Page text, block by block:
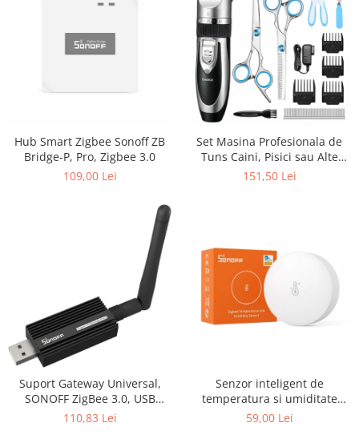
Hub Smart Zigbee Sonoff ZB
Bridge-P, Pro, Zigbee 3.0
109,00 Lei
Set Masina Profesionala de
Tuns Caini, Pisici sau Alte
Animale, Rovo T3, fara fir,
151,50 Lei
Suport Gateway Universal,
SONOFF ZigBee 3.0, USB
ZBDongle-E Plus
110,83 Lei
Senzor inteligent de
temperatura si umiditate
Zigbee Sonoff SNZB-02P
59,00 Lei